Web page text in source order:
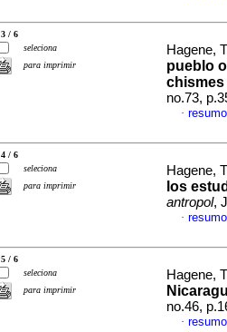
3 / 6
seleciona
para imprimir
Hagene,
pueblo
no.73,
·
4 / 6
seleciona
para imprimir
Hagene,
los
antropol,
·
5 / 6
seleciona
para imprimir
Hagene,
no.46,
·